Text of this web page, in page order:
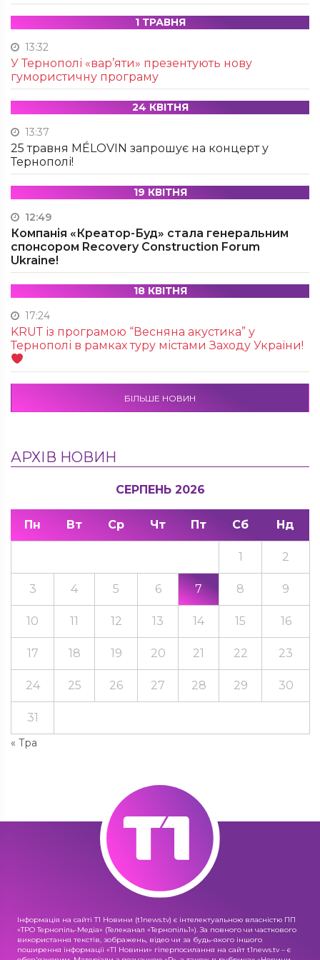
1 ТРАВНЯ
13:32
У Тернополі «вар’яти» презентують нову
гумористичну програму
24 КВІТНЯ
13:37
25 травня MÉLOVIN запрошує на концерт у
Тернополі!
19 КВІТНЯ
12:49
Компанія «Креатор-Буд» стала генеральним
спонсором Recovery Construction Forum
Ukraine!
18 КВІТНЯ
17:24
KRUТ із програмою “Весняна акустика” у
Тернополі в рамках туру містами Заходу України!
БІЛЬШЕ НОВИН
АРХІВ НОВИН
СЕРПЕНЬ 2026
Пн Вт Ср Чт Пт Сб Нд
« Тра
1 2
3 4 5 6 7 8 9
10 11 12 13 14 15 16
17 18 19 20 21 22 23
24 25 26 27 28 29 30
31
Інформація на сайті Т1 Новини (t1news.tv) є інтелектуальною власністю ПП
«ТРО Тернопіль-Медіа» (Телеканал «Тернопіль1»). За повного чи часткового
використання текстів, зображень, відео чи за будь-якого іншого
поширення інформації «Т1 Новини» гіперпосилання на сайт t1news.tv – є